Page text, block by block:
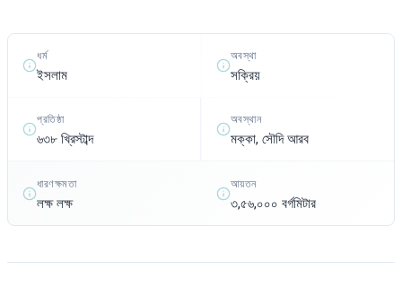
ধর্ম
ইসলাম
অবস্থা
সক্রিয়
প্রতিষ্ঠা
৬৩৮ খ্রিস্টাব্দ
অবস্থান
মক্কা, সৌদি আরব
ধারণক্ষমতা
লক্ষ লক্ষ
আয়তন
৩,৫৬,০০০ বর্গমিটার